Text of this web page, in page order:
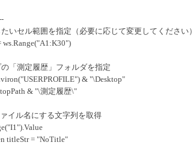
いセル範囲を指定（必要に応じて変更してください）
ws.Range("A1:K30")
「測定履歴」フォルダを指定
& "\Desktop"
& "\測定履歴\"
イル名にする文字列を取得
titleStr = "NoTitle"